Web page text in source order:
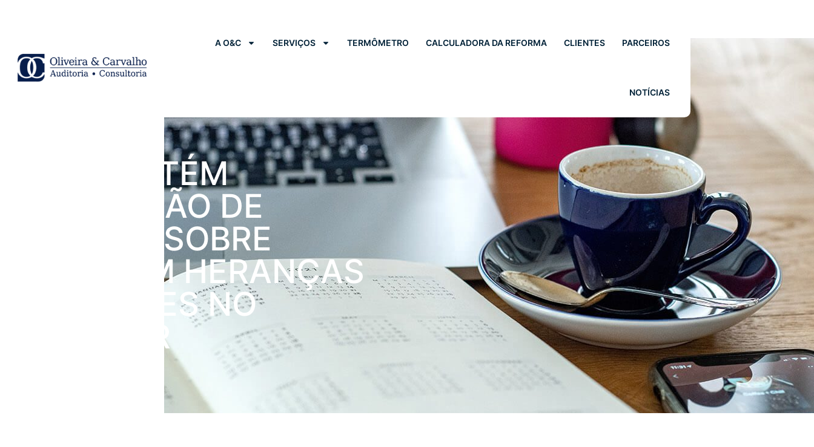
A O&C SERVIÇOS TERMÔMETRO CALCULADORA DA REFORMA CLIENTES PARCEIROS
NOTÍCIAS
STF MANTÉM
SUSPENSÃO DE
NORMAS SOBRE
ITCMD EM HERANÇAS
E DOAÇÕES NO
EXTERIOR